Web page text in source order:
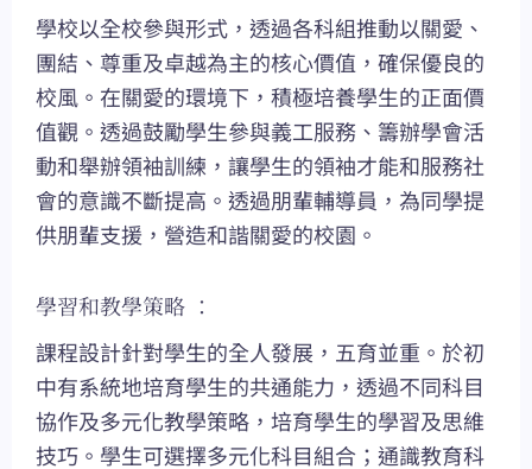
學校以全校參與形式，透過各科組推動以關愛、
團結、尊重及卓越為主的核心價值，確保優良的
校風。在關愛的環境下，積極培養學生的正面價
值觀。透過鼓勵學生參與義工服務、籌辦學會活
動和舉辦領袖訓練，讓學生的領袖才能和服務社
會的意識不斷提高。透過朋輩輔導員，為同學提
供朋輩支援，營造和諧關愛的校園。
學習和教學策略 ：
課程設計針對學生的全人發展，五育並重。於初
中有系統地培育學生的共通能力，透過不同科目
協作及多元化教學策略，培育學生的學習及思維
技巧。學生可選擇多元化科目組合；通識教育科